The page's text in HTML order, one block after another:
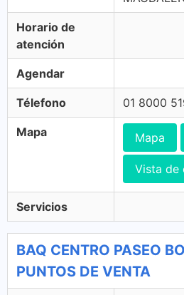
Horario de
atención
Agendar
Télefono 01 8000
Mapa Mapa
Vista de
Servicios
BAQ CENTRO PASEO
PUNTOS DE VENTA